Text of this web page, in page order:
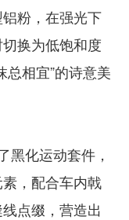
粉，在强光下
换为低饱和度
总相宜”的诗意美
黑化运动套件，
，配合车内戟
点缀，营造出